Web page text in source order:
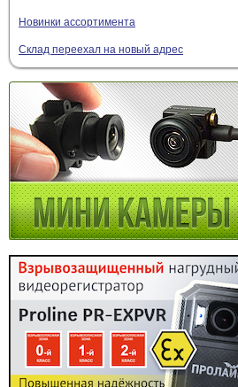
Новинки ассортимента
Склад переехал на новый адрес